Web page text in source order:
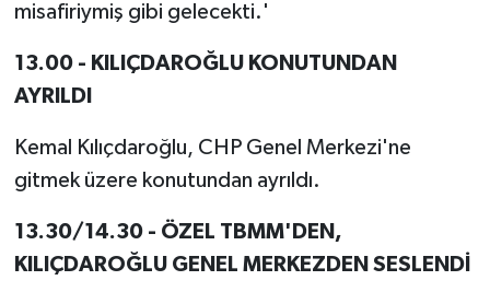
misafiriymiş gibi gelecekti.'
13.00 - KILIÇDAROĞLU KONUTUNDAN
AYRILDI
Kemal Kılıçdaroğlu, CHP Genel Merkezi'ne
gitmek üzere konutundan ayrıldı.
13.30/14.30 - ÖZEL TBMM'DEN,
KILIÇDAROĞLU GENEL MERKEZDEN SESLENDİ